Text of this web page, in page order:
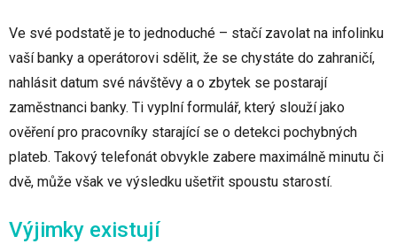
Ve své podstatě je to jednoduché – stačí zavolat na infolinku
vaší banky a operátorovi sdělit, že se chystáte do zahraničí,
nahlásit datum své návštěvy a o zbytek se postarají
zaměstnanci banky. Ti vyplní formulář, který slouží jako
ověření pro pracovníky starající se o detekci pochybných
plateb. Takový telefonát obvykle zabere maximálně minutu či
dvě, může však ve výsledku ušetřit spoustu starostí.
Výjimky existují